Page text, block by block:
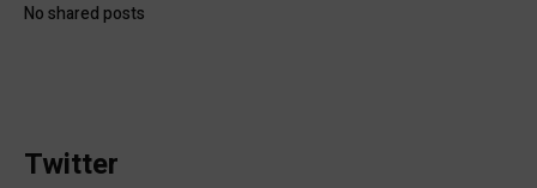
No shared posts
Twitter